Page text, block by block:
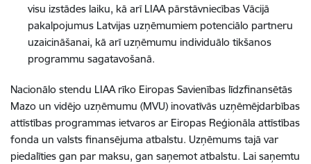
visu izstādes laiku, kā arī LIAA pārstāvniecības Vācijā
pakalpojumus Latvijas uzņēmumiem potenciālo partneru
uzaicināšanai, kā arī uzņēmumu individuālo tikšanos
programmu sagatavošanā.
Nacionālo stendu LIAA rīko Eiropas Savienības līdzfinansētās
Mazo un vidējo uzņēmumu (MVU) inovatīvās uzņēmējdarbības
attīstības programmas ietvaros ar Eiropas Reģionāla attīstības
fonda un valsts finansējuma atbalstu. Uzņēmums tajā var
piedalīties gan par maksu, gan saņemot atbalstu. Lai saņemtu